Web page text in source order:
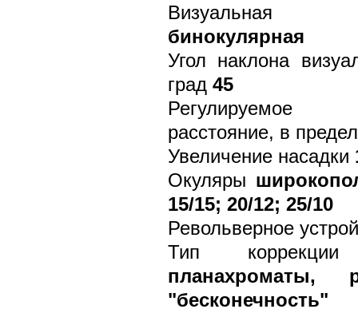
бинокулярная
Угол наклона
град 45
Регулируемое
расстояние, в
Увеличение насадки
Окуляры
15/15; 20/12; 25/10
Револьверное
Тип коррекции
планахроматы,
"бесконечность"